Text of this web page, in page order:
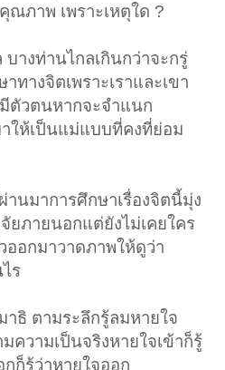
ณภาพ เพราะเหตุใด ?
บางท่านไกลเกินกว่าจะกรู่
ทางจิตเพราะเราและเขา
ตัวตนหากจะจำแนก
ให้เป็นแม่แบบที่คงที่ย่อม
นมาการศึกษาเรื่องจิตนี้มุ่ง
ยภายนอกแต่ยังไม่เคยใคร
ออกมาวาดภาพให้ดูว่า
ร
ธิ ตามระลึกรู้ลมหายใจ
ความเป็นจริงหายใจเข้าก็รู้
กก็รู้ว่าหายใจออก